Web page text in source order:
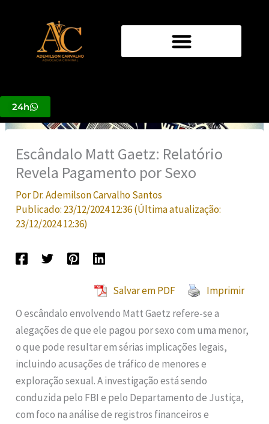
conteúdo
24h
Escândalo Matt Gaetz: Relatório
Revela Pagamento por Sexo
PorDr. Ademilson Carvalho Santos
Publicado: 23/12/2024 12:36(Última atualização:
23/12/2024 12:36)
Salvar em PDF
Imprimir
O escândalo envolvendo Matt Gaetz refere-se a
alegações de que ele pagou por sexo com uma menor,
o que pode resultar em sérias implicações legais,
incluindo acusações de tráfico de menores e
exploração sexual. A investigação está sendo
conduzida pelo FBI e pelo Departamento de Justiça,
com foco na análise de registros financeiros e